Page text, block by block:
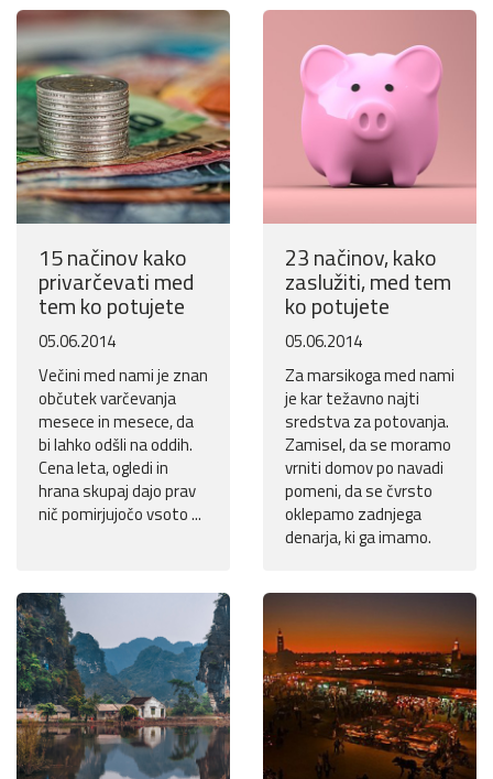
15 načinov kako
privarčevati med
tem ko potujete
05.06.2014
Večini med nami je znan
občutek varčevanja
mesece in mesece, da
bi lahko odšli na oddih.
Cena leta, ogledi in
hrana skupaj dajo prav
nič pomirjujočo vsoto ...
23 načinov, kako
zaslužiti, med tem
ko potujete
05.06.2014
Za marsikoga med nami
je kar težavno najti
sredstva za potovanja.
Zamisel, da se moramo
vrniti domov po navadi
pomeni, da se čvrsto
oklepamo zadnjega
denarja, ki ga imamo.